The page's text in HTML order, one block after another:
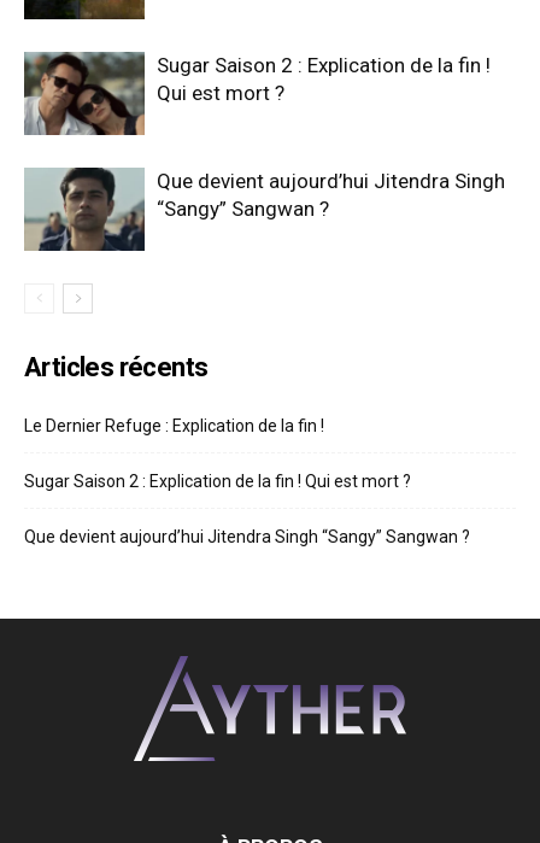
Sugar Saison 2 : Explication de la fin !
Qui est mort ?
Que devient aujourd’hui Jitendra Singh
“Sangy” Sangwan ?
Articles récents
Le Dernier Refuge : Explication de la fin !
Sugar Saison 2 : Explication de la fin ! Qui est mort ?
Que devient aujourd’hui Jitendra Singh “Sangy” Sangwan ?